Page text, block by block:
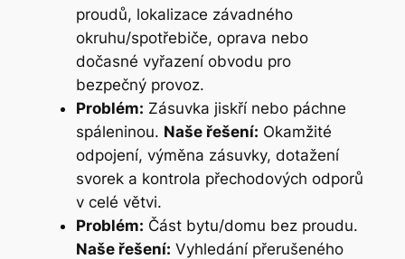
proudů, lokalizace závadného
okruhu/spotřebiče, oprava nebo
dočasné vyřazení obvodu pro
bezpečný provoz.
Problém: Zásuvka jiskří nebo páchne
spáleninou. Naše řešení: Okamžité
odpojení, výměna zásuvky, dotažení
svorek a kontrola přechodových odporů
v celé větvi.
Problém: Část bytu/domu bez proudu.
Naše řešení: Vyhledání přerušeného